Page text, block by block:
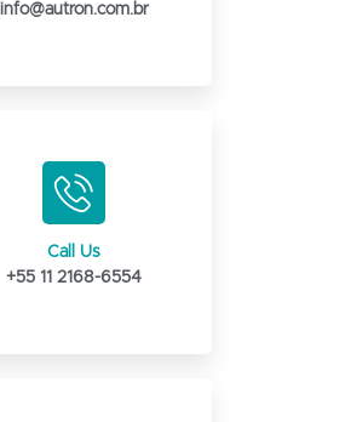
info@autron.com.br
Call Us
+55 11 2168-6554